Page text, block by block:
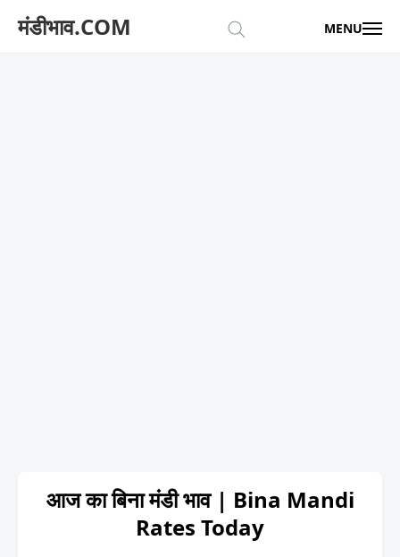
मंडीभाव.COM MENU
आज का बिना मंडी भाव | Bina Mandi
Rates Today